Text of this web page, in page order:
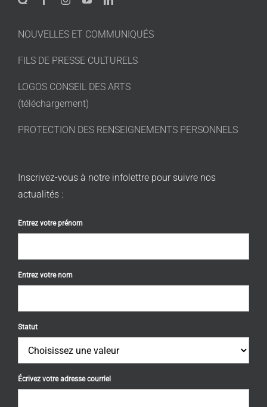
NOUVELLES ET COMMUNIQUÉS
FILS DE PRESSE CULTURELS
LOGOS CONSEIL DES ARTS
(téléchargement)
PROTECTION DES RENSEIGNEMENTS PERSONNELS
Inscrivez-vous à notre infolettre pour suivre nos
actualités :
Entrez votre prénom
Entrez votre nom
Statut
Écrivez votre adresse courriel